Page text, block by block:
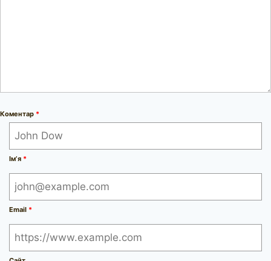
Коментар *
Ім’я *
Email *